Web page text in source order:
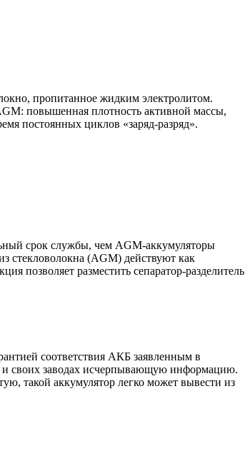
пропитанное жидким электролитом.
повышенная плотность активной массы,
постоянных циклов «заряд-разряд».
срок службы, чем AGM-аккумуляторы
стекловолокна (AGM) действуют как
позволяет разместить сепаратор-разделитель
соответствия АКБ заявленным в
и своих заводах исчерпывающую информацию.
такой аккумулятор легко может вывести из